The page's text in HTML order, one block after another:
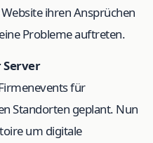
ihren Ansprüchen
Probleme auftreten.
Server
für
Standorten geplant. Nun
um digitale